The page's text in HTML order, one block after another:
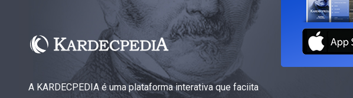
A KARDECPEDIA é uma plataforma interativa que faciita